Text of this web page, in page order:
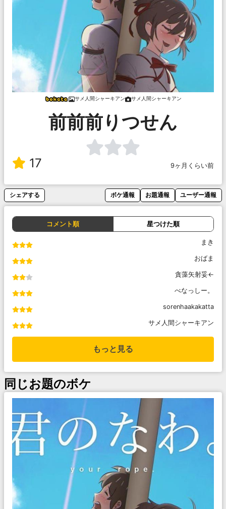
サメ人間シャーキアン サメ人間シャーキアン
前前前りつせん
17 9ヶ月くらい前
シェアする ボケ通報 お題通報 ユーザー通報
コメント順 星つけた順
まき
おばま
貪藻矢射妥←
べなっしー。
sorenhaakakatta
サメ人間シャーキアン
もっと見る
同じお題のボケ